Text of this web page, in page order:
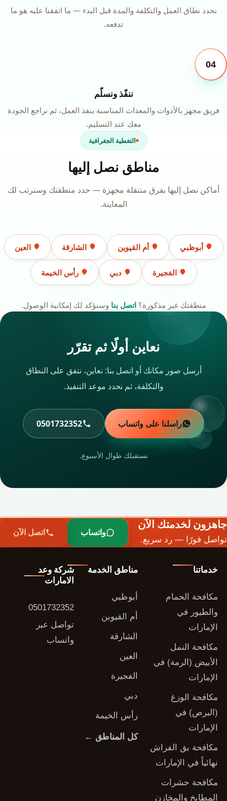
نحدد نطاق العمل والتكلفة والمدة قبل البدء — ما اتفقنا عليه هو ما
تدفعه.
04
ننفّذ ونسلّم
فريق مجهز بالأدوات والمعدات المناسبة ينفذ العمل، ثم نراجع الجودة
معك عند التسليم.
التغطية الجغرافية
مناطق نصل إليها
أماكن نصل إليها بفرق متنقلة مجهزة — حدد منطقتك وسنرتب لك
المعاينة.
أبوظبي أم القيوين الشارقة العين
الفجيرة دبي رأس الخيمة
منطقتك غير مذكورة؟اتصل بنا وسنؤكد لك إمكانية الوصول.
نعاين أولًا ثم تقرّر
أرسل صور مكانك أو اتصل بنا: نعاين، نتفق على النطاق
والتكلفة، ثم نحدد موعد التنفيذ.
راسلنا على واتساب 0501732352
نستقبلك طوال الأسبوع.
جاهزون لخدمتك الآن
تواصل فورًا — رد سريع.
واتساب اتصل الآن
خدماتنا
مكافحة الحمام
والطيور في
الإمارات
مكافحة النمل
الأبيض (الرمة) في
الإمارات
مكافحة الوزغ
(البرص) في
الإمارات
مكافحة بق الفراش
نهائياً في الإمارات
مكافحة حشرات
المطابخ والمخازن
مناطق الخدمة
أبوظبي
أم القيوين
الشارقة
العين
الفجيرة
دبي
رأس الخيمة
كل المناطق ←
شركة وعد
الامارات
0501732352
تواصل عبر
واتساب